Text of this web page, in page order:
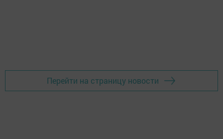
Перейти на страницу новости